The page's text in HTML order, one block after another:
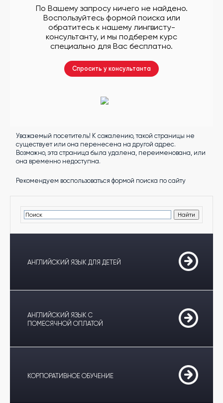
Выбрать
другой
город:
Москва
Помочь
выборе?
школу
По Вашему запросу ничего не найдено.
Воспользуйтесь формой поиска или
обратитесь к нашему лингвисту-
консультанту, и мы подберем курс
специально для Вас бесплатно.
Спросить у консультанта
Уважаемый посетитель! К сожалению, такой страницы не
существует или она перенесена на другой адрес.
Возможно, эта страница была удалена, переименована, или
она временно недоступна.
Рекомендуем воспользоваться формой поиска по сайту
АНГЛИЙСКИЙ ЯЗЫК ДЛЯ ДЕТЕЙ
АНГЛИЙСКИЙ ЯЗЫК С
ПОМЕСЯЧНОЙ ОПЛАТОЙ
КОРПОРАТИВНОЕ ОБУЧЕНИЕ